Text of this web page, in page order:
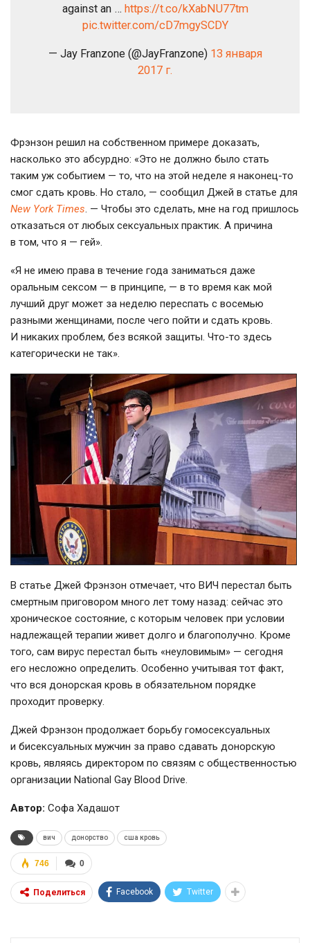
against an … https://t.co/kXabNU77tm
pic.twitter.com/cD7mgySCDY
— Jay Franzone (@JayFranzone) 13 января
2017 г.
Фрэнзон решил на собственном примере доказать,
насколько это абсурдно: «Это не должно было стать
таким уж событием — то, что на этой неделе я наконец-то
смог сдать кровь. Но стало, — сообщил Джей в статье для
New York Times. — Чтобы это сделать, мне на год пришлось
отказаться от любых сексуальных практик. А причина
в том, что я — гей».
«Я не имею права в течение года заниматься даже
оральным сексом — в принципе, — в то время как мой
лучший друг может за неделю переспать с восемью
разными женщинами, после чего пойти и сдать кровь.
И никаких проблем, без всякой защиты. Что-то здесь
категорически не так».
В статье Джей Фрэнзон отмечает, что ВИЧ перестал быть
смертным приговором много лет тому назад: сейчас это
хроническое состояние, с которым человек при условии
надлежащей терапии живет долго и благополучно. Кроме
того, сам вирус перестал быть «неуловимым» — сегодня
его несложно определить. Особенно учитывая тот факт,
что вся донорская кровь в обязательном порядке
проходит проверку.
Джей Фрэнзон продолжает борьбу гомосексуальных
и бисексуальных мужчин за право сдавать донорскую
кровь, являясь директором по связям с общественностью
организации National Gay Blood Drive.
Автор: Софа Хадашот
вич донорство сша кровь
0
746
Поделиться Facebook Twitter